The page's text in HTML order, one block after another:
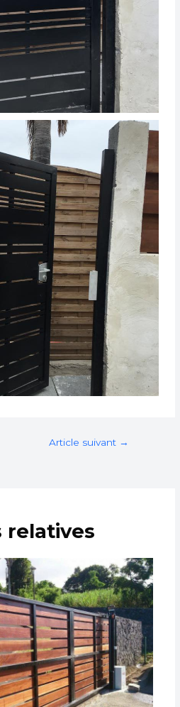
Article suivant →
relatives